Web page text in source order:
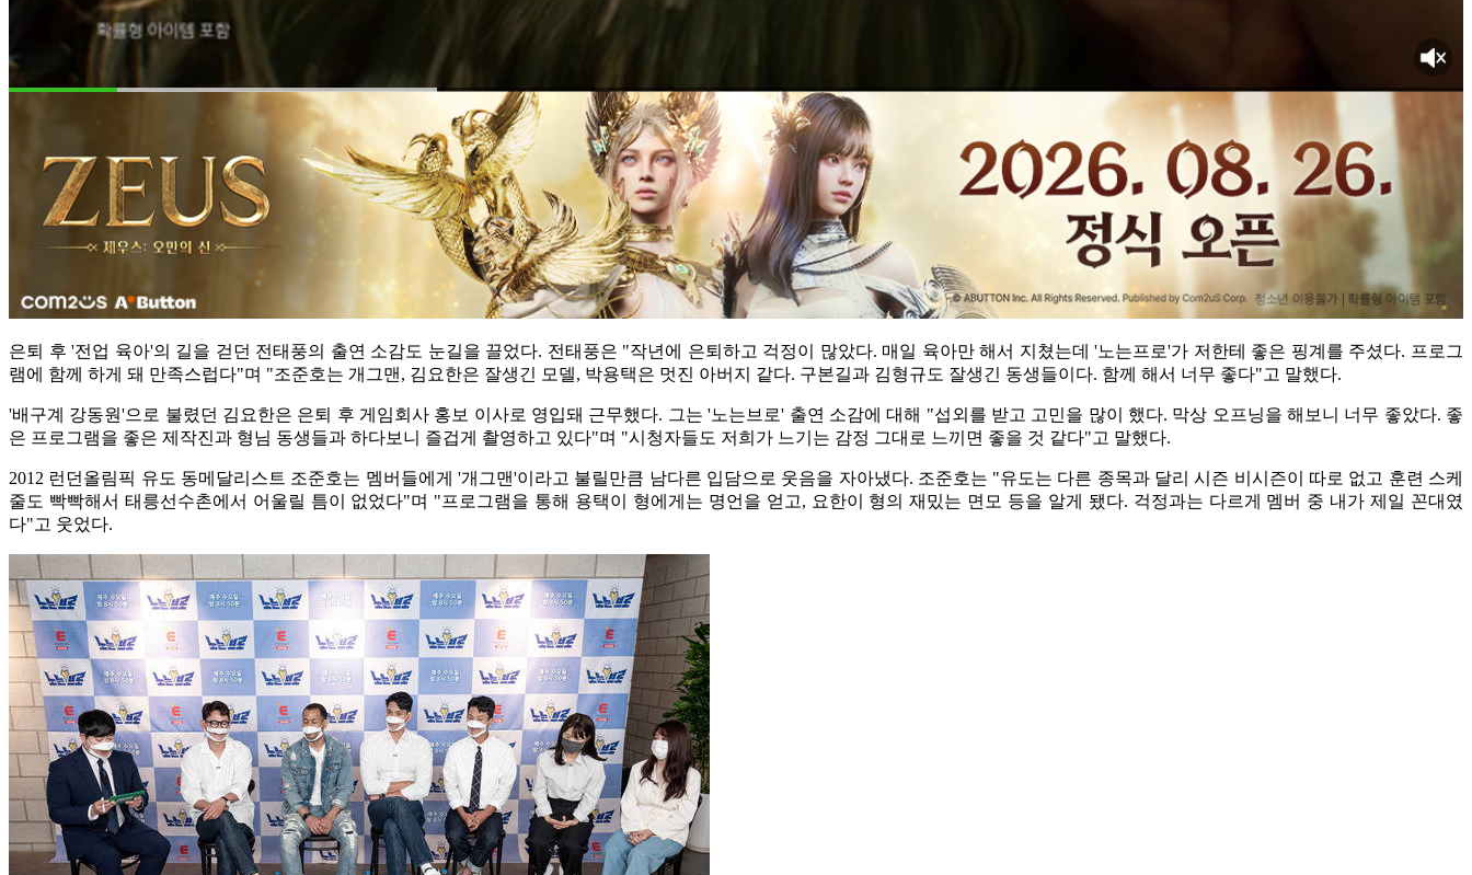
은퇴 후 '전업 육아'의 길을 걷던 전태풍의 출연 소감도 눈길을 끌었다. 전태풍은 "작년에 은퇴하고 걱정이 많았다. 매일 육아만 해서 지쳤는데 '노는프로'가 저한테 좋은 핑계를 주셨다. 프로그
램에 함께 하게 돼 만족스럽다"며 "조준호는 개그맨, 김요한은 잘생긴 모델, 박용택은 멋진 아버지 같다. 구본길과 김형규도 잘생긴 동생들이다. 함께 해서 너무 좋다"고 말했다.
'배구계 강동원'으로 불렸던 김요한은 은퇴 후 게임회사 홍보 이사로 영입돼 근무했다. 그는 '노는브로' 출연 소감에 대해 "섭외를 받고 고민을 많이 했다. 막상 오프닝을 해보니 너무 좋았다. 좋
은 프로그램을 좋은 제작진과 형님 동생들과 하다보니 즐겁게 촬영하고 있다"며 "시청자들도 저희가 느기는 감정 그대로 느끼면 좋을 것 같다"고 말했다.
2012 런던올림픽 유도 동메달리스트 조준호는 멤버들에게 '개그맨'이라고 불릴만큼 남다른 입담으로 웃음을 자아냈다. 조준호는 "유도는 다른 종목과 달리 시즌 비시즌이 따로 없고 훈련 스케
줄도 빡빡해서 태릉선수촌에서 어울릴 틈이 없었다"며 "프로그램을 통해 용택이 형에게는 명언을 얻고, 요한이 형의 재밌는 면모 등을 알게 됐다. 걱정과는 다르게 멤버 중 내가 제일 꼰대였
다"고 웃었다.